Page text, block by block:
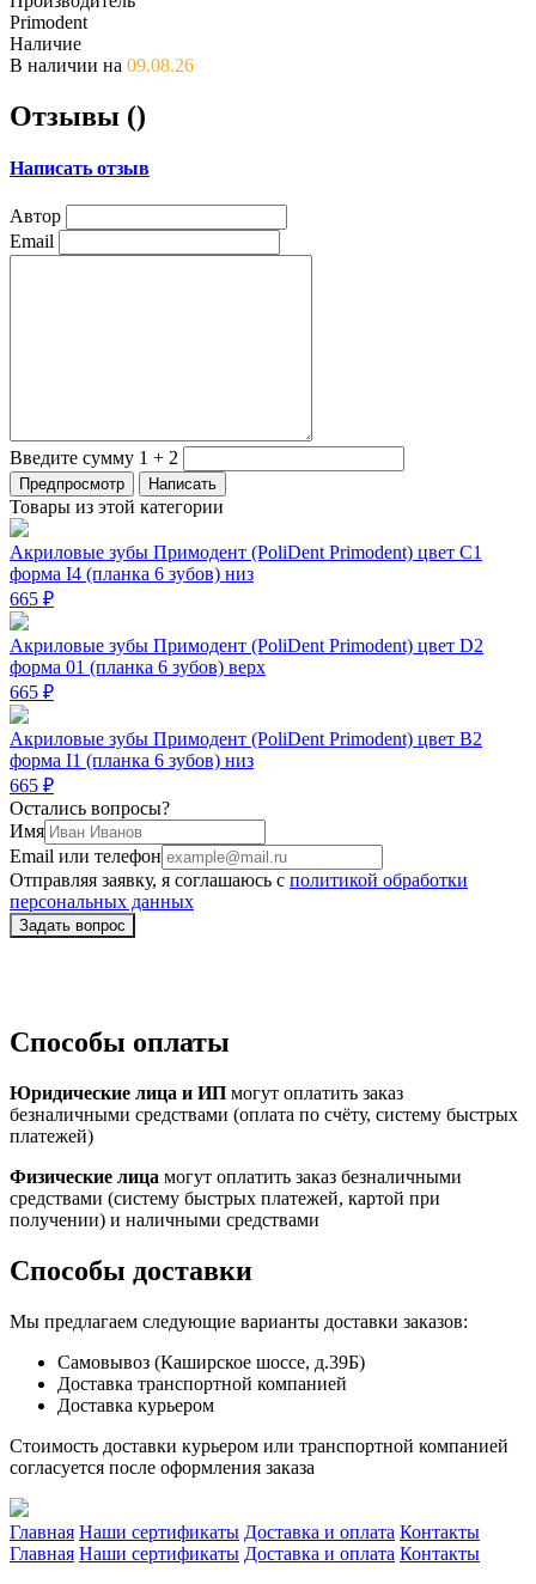
Primodent
Наличие
В наличии на 09.08.26
Отзывы ()
Написать отзыв
Автор
Email
Введите сумму 1 + 2
Товары из этой категории
Акриловые зубы Примодент (PoliDent Primodent) цвет C1
форма I4 (планка 6 зубов) низ
665 ₽
Акриловые зубы Примодент (PoliDent Primodent) цвет D2
форма 01 (планка 6 зубов) верх
665 ₽
Акриловые зубы Примодент (PoliDent Primodent) цвет B2
форма I1 (планка 6 зубов) низ
665 ₽
Остались вопросы?
Имя
Email или телефон
Отправляя заявку, я соглашаюсь с политикой обработки
персональных данных
Способы оплаты
Юридические лица и ИП могут оплатить заказ
безналичными средствами (оплата по счёту, систему быстрых
платежей)
Физические лица могут оплатить заказ безналичными
средствами (систему быстрых платежей, картой при
получении) и наличными средствами
Способы доставки
Мы предлагаем следующие варианты доставки заказов:
Самовывоз (Каширское шоссе, д.39Б)
Доставка транспортной компанией
Доставка курьером
Стоимость доставки курьером или транспортной компанией
согласуется после оформления заказа
Главная Наши сертификаты Доставка и оплата Контакты
Главная Наши сертификаты Доставка и оплата Контакты